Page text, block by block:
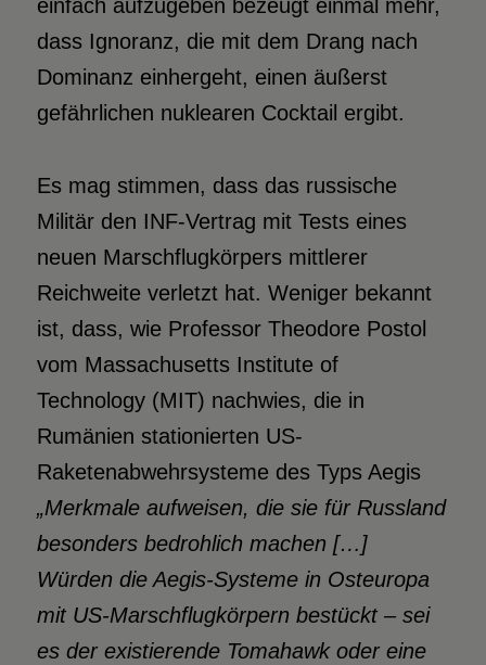
einfach aufzugeben bezeugt einmal mehr,
dass Ignoranz, die mit dem Drang nach
Dominanz einhergeht, einen äußerst
gefährlichen nuklearen Cocktail ergibt.
Es mag stimmen, dass das russische
Militär den INF-Vertrag mit Tests eines
neuen Marschflugkörpers mittlerer
Reichweite verletzt hat. Weniger bekannt
ist, dass, wie Professor Theodore Postol
vom Massachusetts Institute of
Technology (MIT) nachwies, die in
Rumänien stationierten US-
Raketenabwehrsysteme des Typs Aegis
„Merkmale aufweisen, die sie für Russland
besonders bedrohlich machen […]
Würden die Aegis-Systeme in Osteuropa
mit US-Marschflugkörpern bestückt – sei
es der existierende Tomahawk oder eine